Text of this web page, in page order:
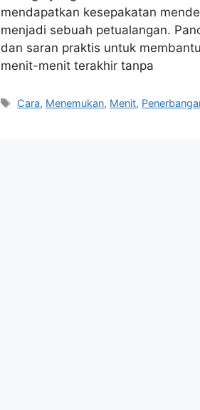
mendapatkan kesepakatan
menjadi sebuah petualangan.
dan saran praktis untuk
menit-menit terakhir tanpa
Tags
Cara, Menemukan, Menit,